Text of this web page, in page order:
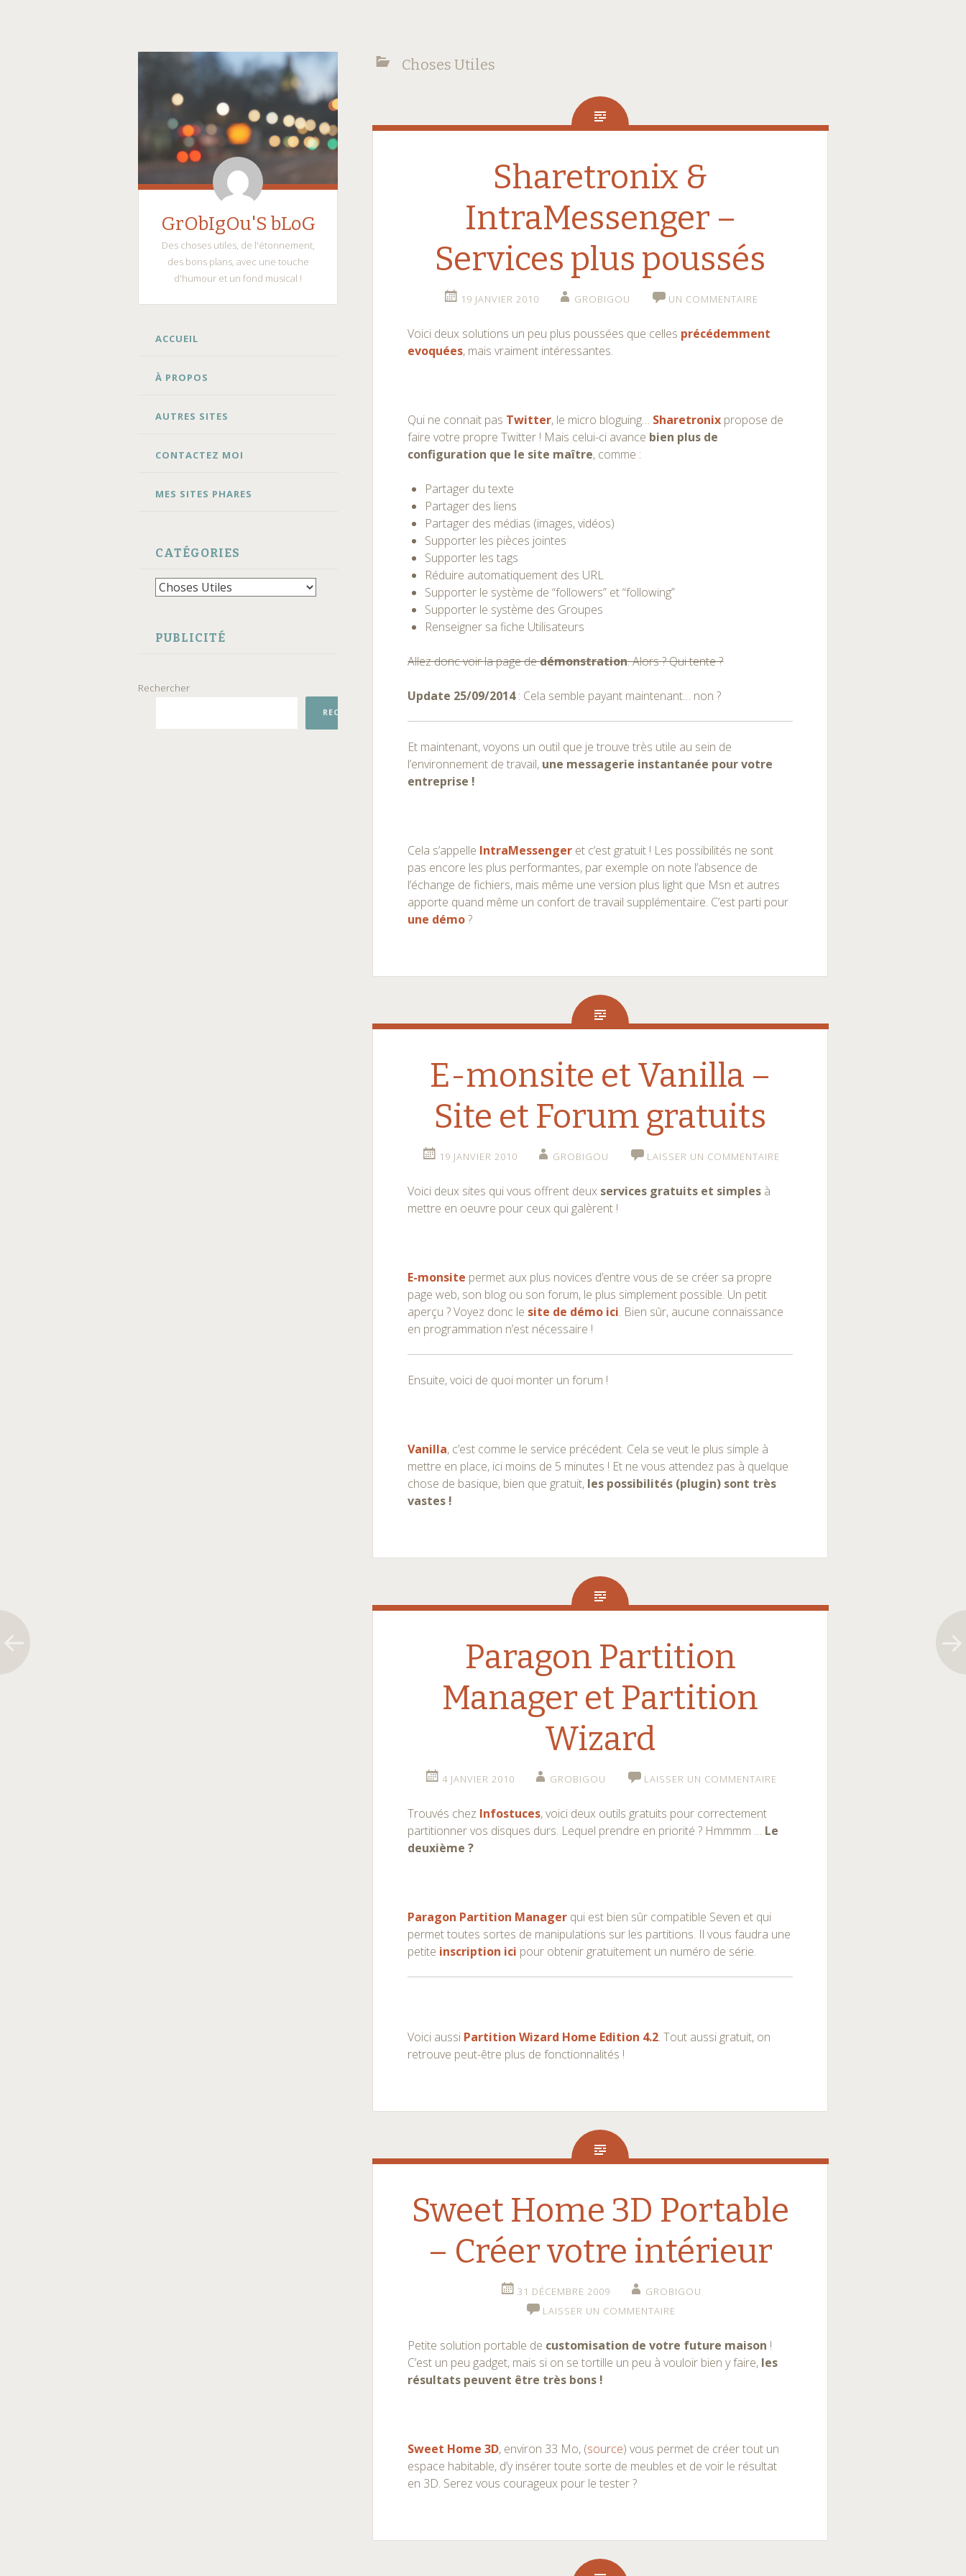
GrObIgOu'S bLoG
Des choses utiles, de l'étonnement,
des bons plans, avec une touche
d'humour et un fond musical !
ALLER
CONTENU
ACCUEIL
À PROPOS
AUTRES SITES
CONTACTEZ MOI
MES SITES PHARES
CATÉGORIES
Catégories
PUBLICITÉ
Rechercher
RECHERCHER
Choses Utiles
Sharetronix &
IntraMessenger –
Services plus poussés
19 JANVIER 2010 GROBIGOU UN COMMENTAIRE
Voici deux solutions un peu plus poussées que celles précédemment
evoquées, mais vraiment intéressantes.
Qui ne connait pas Twitter, le micro bloguing… Sharetronix propose de
faire votre propre Twitter ! Mais celui-ci avance bien plus de
configuration que le site maître, comme :
Partager du texte
Partager des liens
Partager des médias (images, vidéos)
Supporter les pièces jointes
Supporter les tags
Réduire automatiquement des URL
Supporter le système de “followers” et “following”
Supporter le système des Groupes
Renseigner sa fiche Utilisateurs
Allez donc voir la page dedémonstration. Alors ? Qui tente ?
Update 25/09/2014: Cela semble payant maintenant… non ?
Et maintenant, voyons un outil que je trouve très utile au sein de
l’environnement de travail, une messagerie instantanée pour votre
entreprise !
Cela s’appelle IntraMessenger et c’est gratuit ! Les possibilités ne sont
pas encore les plus performantes, par exemple on note l’absence de
l’échange de fichiers, mais même une version plus light que Msn et autres
apporte quand même un confort de travail supplémentaire. C’est parti pour
une démo?
E-monsite et Vanilla –
Site et Forum gratuits
19 JANVIER 2010 GROBIGOU LAISSER UN COMMENTAIRE
Voici deux sites qui vous offrent deux services gratuits et simples à
mettre en oeuvre pour ceux qui galèrent !
E-monsite permet aux plus novices d’entre vous de se créer sa propre
page web, son blog ou son forum, le plus simplement possible. Un petit
aperçu ? Voyez donc le site de démo ici. Bien sûr, aucune connaissance
en programmation n’est nécessaire !
Ensuite, voici de quoi monter un forum !
Vanilla, c’est comme le service précédent. Cela se veut le plus simple à
mettre en place, ici moins de 5 minutes ! Et ne vous attendez pas à quelque
chose de basique, bien que gratuit, les possibilités (plugin) sont très
vastes !
Paragon Partition
Manager et Partition
Wizard
4 JANVIER 2010 GROBIGOU LAISSER UN COMMENTAIRE
Trouvés chez Infostuces, voici deux outils gratuits pour correctement
partitionner vos disques durs. Lequel prendre en priorité ? Hmmmm … Le
deuxième ?
Paragon Partition Manager qui est bien sûr compatible Seven et qui
permet toutes sortes de manipulations sur les partitions. Il vous faudra une
petite inscription ici pour obtenir gratuitement un numéro de série.
Voici aussi Partition Wizard Home Edition 4.2. Tout aussi gratuit, on
retrouve peut-être plus de fonctionnalités !
Sweet Home 3D Portable
– Créer votre intérieur
31 DÉCEMBRE 2009
GROBIGOU
LAISSER UN COMMENTAIRE
Petite solution portable de customisation de votre future maison !
C’est un peu gadget, mais si on se tortille un peu à vouloir bien y faire, les
résultats peuvent être très bons !
Sweet Home 3D, environ 33 Mo, (source) vous permet de créer tout un
espace habitable, d’y insérer toute sorte de meubles et de voir le résultat
en 3D. Serez vous courageux pour le tester ?